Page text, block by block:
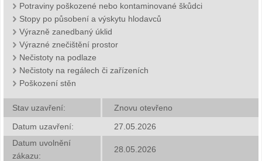
Potraviny poškozené nebo kontaminované škůdci
Stopy po působení a výskytu hlodavců
Výrazně zanedbaný úklid
Výrazné znečištění prostor
Nečistoty na podlaze
Nečistoty na regálech či zařízeních
Poškození stěn
Stav uzavření:
Znovu otevřeno
Datum uzavření:
27.05.2026
Datum uvolnění
zákazu:
28.05.2026